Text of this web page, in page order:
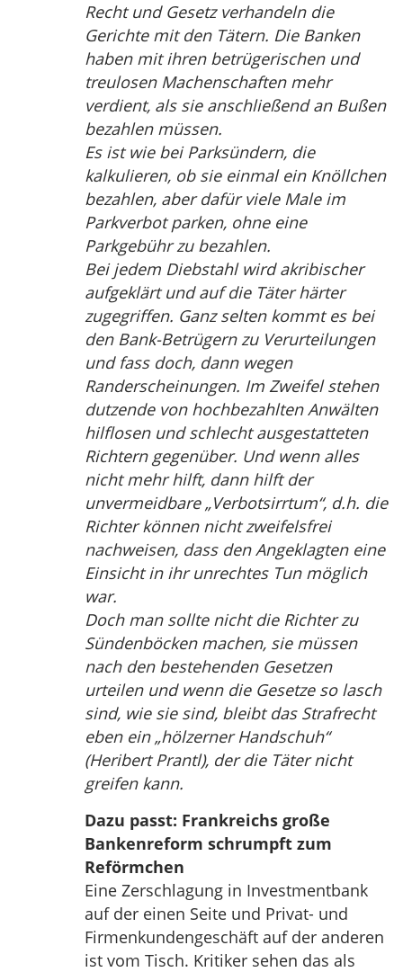
Recht und Gesetz verhandeln die
Gerichte mit den Tätern. Die Banken
haben mit ihren betrügerischen und
treulosen Machenschaften mehr
verdient, als sie anschließend an Bußen
bezahlen müssen.
Es ist wie bei Parksündern, die
kalkulieren, ob sie einmal ein Knöllchen
bezahlen, aber dafür viele Male im
Parkverbot parken, ohne eine
Parkgebühr zu bezahlen.
Bei jedem Diebstahl wird akribischer
aufgeklärt und auf die Täter härter
zugegriffen. Ganz selten kommt es bei
den Bank-Betrügern zu Verurteilungen
und fass doch, dann wegen
Randerscheinungen. Im Zweifel stehen
dutzende von hochbezahlten Anwälten
hilflosen und schlecht ausgestatteten
Richtern gegenüber. Und wenn alles
nicht mehr hilft, dann hilft der
unvermeidbare „Verbotsirrtum“, d.h. die
Richter können nicht zweifelsfrei
nachweisen, dass den Angeklagten eine
Einsicht in ihr unrechtes Tun möglich
war.
Doch man sollte nicht die Richter zu
Sündenböcken machen, sie müssen
nach den bestehenden Gesetzen
urteilen und wenn die Gesetze so lasch
sind, wie sie sind, bleibt das Strafrecht
eben ein „hölzerner Handschuh“
(Heribert Prantl), der die Täter nicht
greifen kann.
Dazu passt: Frankreichs große
Bankenreform schrumpft zum
Reförmchen
Eine Zerschlagung in Investmentbank
auf der einen Seite und Privat- und
Firmenkundengeschäft auf der anderen
ist vom Tisch. Kritiker sehen das als